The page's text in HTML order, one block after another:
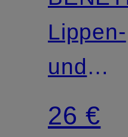
Lippen-
und
26 €